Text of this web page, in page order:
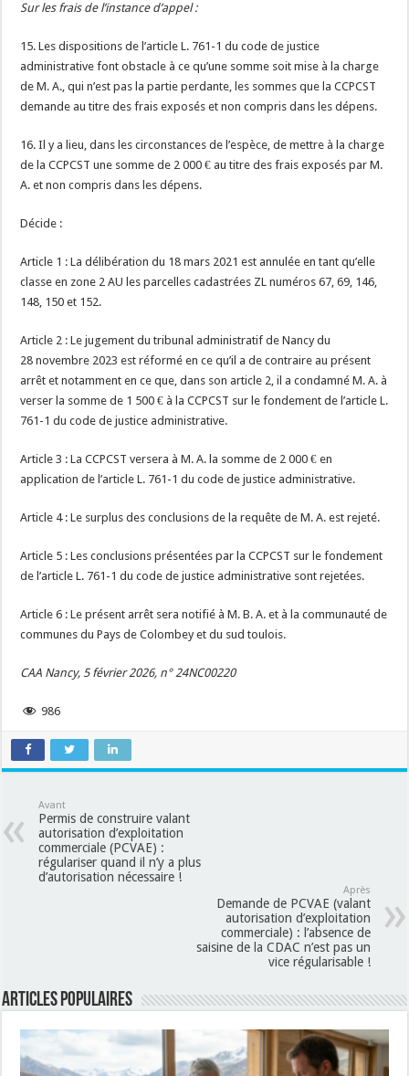
Sur les frais de l’instance d’appel :
15. Les dispositions de l’article L. 761-1 du code de justice
administrative font obstacle à ce qu’une somme soit mise à la charge
de M. A., qui n’est pas la partie perdante, les sommes que la CCPCST
demande au titre des frais exposés et non compris dans les dépens.
16. Il y a lieu, dans les circonstances de l’espèce, de mettre à la charge
de la CCPCST une somme de 2 000 € au titre des frais exposés par M.
A. et non compris dans les dépens.
Décide :
Article 1 : La délibération du 18 mars 2021 est annulée en tant qu’elle
classe en zone 2 AU les parcelles cadastrées ZL numéros 67, 69, 146,
148, 150 et 152.
Article 2 : Le jugement du tribunal administratif de Nancy du
28 novembre 2023 est réformé en ce qu’il a de contraire au présent
arrêt et notamment en ce que, dans son article 2, il a condamné M. A. à
verser la somme de 1 500 € à la CCPCST sur le fondement de l’article L.
761-1 du code de justice administrative.
Article 3 : La CCPCST versera à M. A. la somme de 2 000 € en
application de l’article L. 761-1 du code de justice administrative.
Article 4 : Le surplus des conclusions de la requête de M. A. est rejeté.
Article 5 : Les conclusions présentées par la CCPCST sur le fondement
de l’article L. 761-1 du code de justice administrative sont rejetées.
Article 6 : Le présent arrêt sera notifié à M. B. A. et à la communauté de
communes du Pays de Colombey et du sud toulois.
CAA Nancy, 5 février 2026, n° 24NC00220
986
Avant
Permis de construire valant
autorisation d’exploitation
commerciale (PCVAE) :
régulariser quand il n’y a plus
d’autorisation nécessaire !
Après
Demande de PCVAE (valant
autorisation d’exploitation
commerciale) : l’absence de
saisine de la CDAC n’est pas un
vice régularisable !
Articles populaires